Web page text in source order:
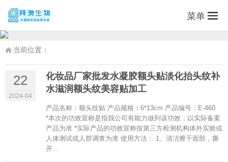
菜单
当前位置：
22
2024-04
化妆品厂家批发水凝胶额头贴淡化抬头纹补
水滋润额头纹美容贴加工
产品名称：额头纹贴 产品规格：6*13cm 产品编号：E-460
*本次的功效宣称是指我公司有能力做到该功效，以实际备案
产品为准 *实际产品的功效宣称按第三方检测机构体外实验或
人体测试或人群调查为准 使用方法： 1、清洁擦干面部，撕
开...